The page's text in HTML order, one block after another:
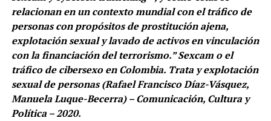
relacionan en un contexto mundial con el tráfico de
personas con propósitos de prostitución ajena,
explotación sexual y lavado de activos en vinculación
con la financiación del terrorismo.” Sexcam o el
tráfico de cibersexo en Colombia. Trata y explotación
sexual de personas (Rafael Francisco Díaz-Vásquez,
Manuela Luque-Becerra) – Comunicación, Cultura y
Política – 2020.